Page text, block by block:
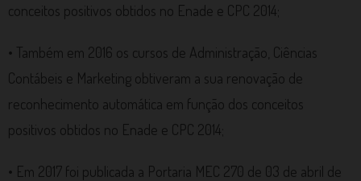
conceitos positivos obtidos no Enade e CPC 2014;
• Também em 2016 os cursos de Administração, Ciências
Contábeis e Marketing obtiveram a sua renovação de
reconhecimento automática em função dos conceitos
positivos obtidos no Enade e CPC 2014;
• Em 2017 foi publicada a Portaria MEC 270 de 03 de abril de